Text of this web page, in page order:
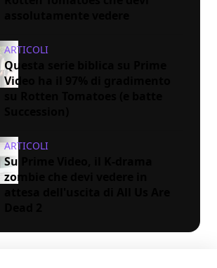
ARTICOLI
Questa serie biblica su Prime
Video ha il 97% di gradimento
ARTICOLI
Su Prime Video, il K-drama
zombie che devi vedere in